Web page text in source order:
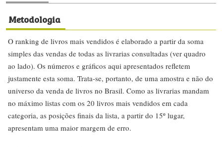
Metodologia
O ranking de livros mais vendidos é elaborado a partir da soma
simples das vendas de todas as livrarias consultadas (ver quadro
ao lado). Os números e gráficos aqui apresentados refletem
justamente esta soma. Trata-se, portanto, de uma amostra e não do
universo da venda de livros no Brasil. Como as livrarias mandam
no máximo listas com os 20 livros mais vendidos em cada
categoria, as posições finais da lista, a partir do 15º lugar,
apresentam uma maior margem de erro.